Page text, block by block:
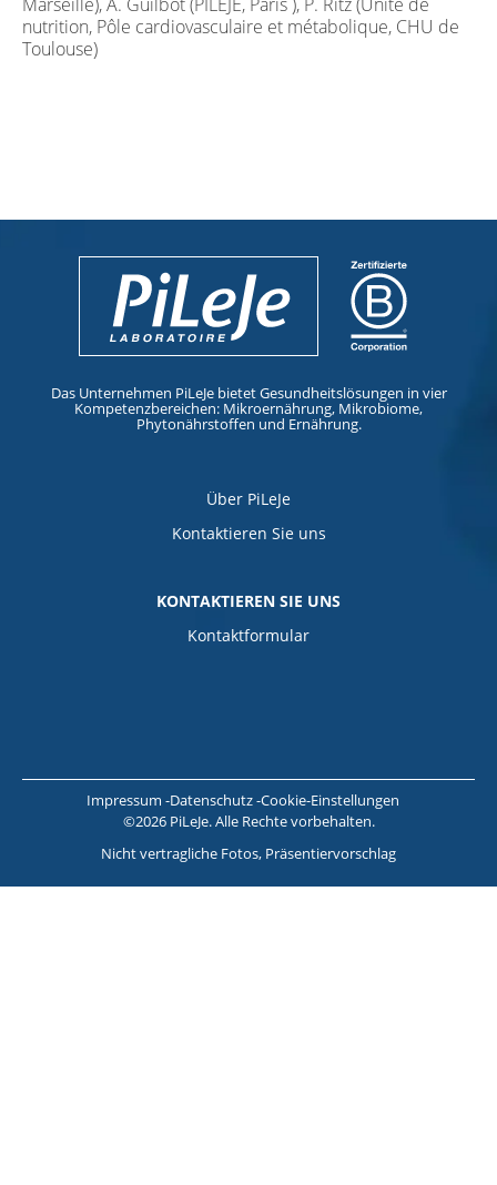
nutrition, Pôle cardiovasculaire et métabolique, CHU de
Toulouse)
Das Unternehmen PiLeJe bietet Gesundheitslösungen in vier
Kompetenzbereichen: Mikroernährung, Mikrobiome,
Phytonährstoffen und Ernährung.
Über PiLeJe
Kontaktieren Sie uns
KONTAKTIEREN SIE UNS
Kontaktformular
Impressum Datenschutz Cookie-Einstellungen
©2026 PiLeJe. Alle Rechte vorbehalten.
Nicht vertragliche Fotos, Präsentiervorschlag